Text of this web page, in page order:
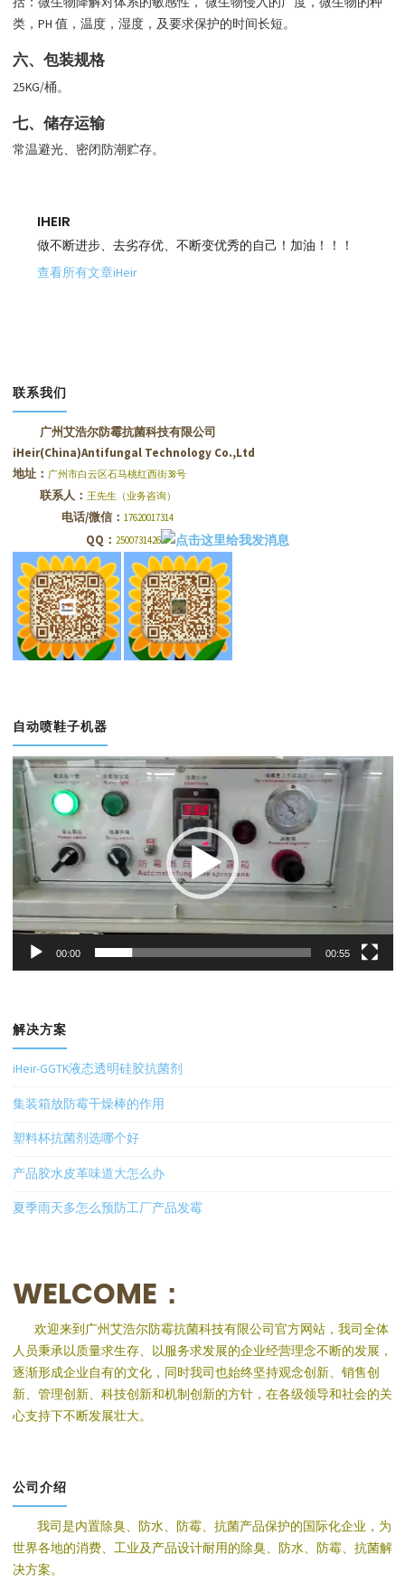
类，PH 值，温度，湿度，及要求保护的时间长短。
六、包装规格
25KG/桶。
七、储存运输
常温避光、密闭防潮贮存。
IHEIR
做不断进步、去劣存优、不断变优秀的自己！加油！！！
查看所有文章iHeir
联系我们
广州艾浩尔防霉抗菌科技有限公司
iHeir(China)Antifungal Technology Co.,Ltd
地址： 广州市白云区石马桃红西街38号
联系人： 王先生（业务咨询）
电话/微信： 17620017314
QQ： 2500731426
自动喷鞋子机器
视
频
播
放
器
00:00 00:55
解决方案
iHeir-GGTK液态透明硅胶抗菌剂
集装箱放防霉干燥棒的作用
塑料杯抗菌剂选哪个好
产品胶水皮革味道大怎么办
夏季雨天多怎么预防工厂产品发霉
WELCOME：
欢迎来到广州艾浩尔防霉抗菌科技有限公司官方网站，我司全体
人员秉承以质量求生存、以服务求发展的企业经营理念不断的发展，
逐渐形成企业自有的文化，同时我司也始终坚持观念创新、销售创
新、管理创新、科技创新和机制创新的方针，在各级领导和社会的关
心支持下不断发展壮大。
公司介绍
我司是内置除臭、防水、防霉、抗菌产品保护的国际化企业，为
世界各地的消费、工业及产品设计耐用的除臭、防水、防霉、抗菌解
决方案。